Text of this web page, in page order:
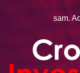
sam.